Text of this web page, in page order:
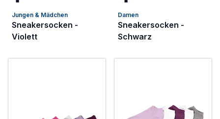
Jungen & Mädchen
Sneakersocken -
Violett
Damen
Sneakersocken -
Schwarz